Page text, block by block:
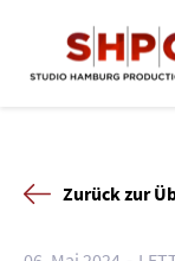
Zurück zur